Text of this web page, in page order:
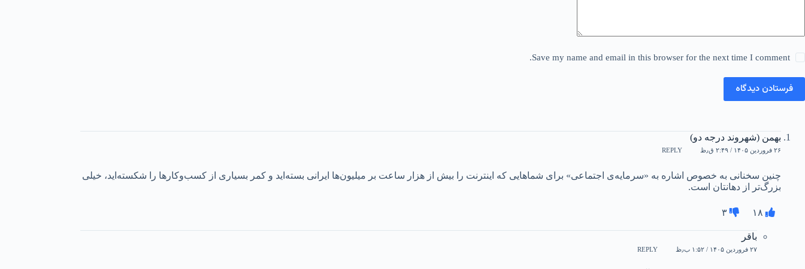
Save my name and email in this browser for the next time I comment.
فرستادن دیدگاه
بهمن (شهروند درجه دو)
۲۶ فروردین ۱۴۰۵ / ۲:۴۹ ق٫ظ REPLY
چنین سخنانی به خصوص اشاره به «سرمایه‌ی اجتماعی» برای شما‌هایی که اینترنت را بیش از هزار ساعت بر میلیون‌ها ایرانی بسته‌اید و کمر بسیاری از کسب‌وکارها را شکسته‌اید، خیلی
بزرگ‌تر از دهانتان است.
۱۸ ۳
باقر
۲۷ فروردین ۱۴۰۵ / ۱:۵۲ ب٫ظ REPLY